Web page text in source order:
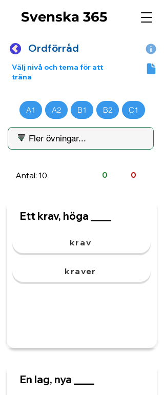
Svenska 365
Ordförråd
Välj nivå och tema för att
träna
A1 A2 B1 B2 C1
Antal: 10 0 0
Ett krav, höga ____
krav
kraver
En lag, nya ____